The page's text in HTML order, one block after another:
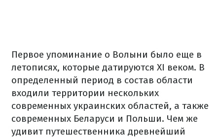
Первое упоминание о Волыни было еще в
летописях, которые датируются XI веком. В
определенный период в состав области
входили территории нескольких
современных украинских областей, а также
современных Беларуси и Польши. Чем же
удивит путешественника древнейший